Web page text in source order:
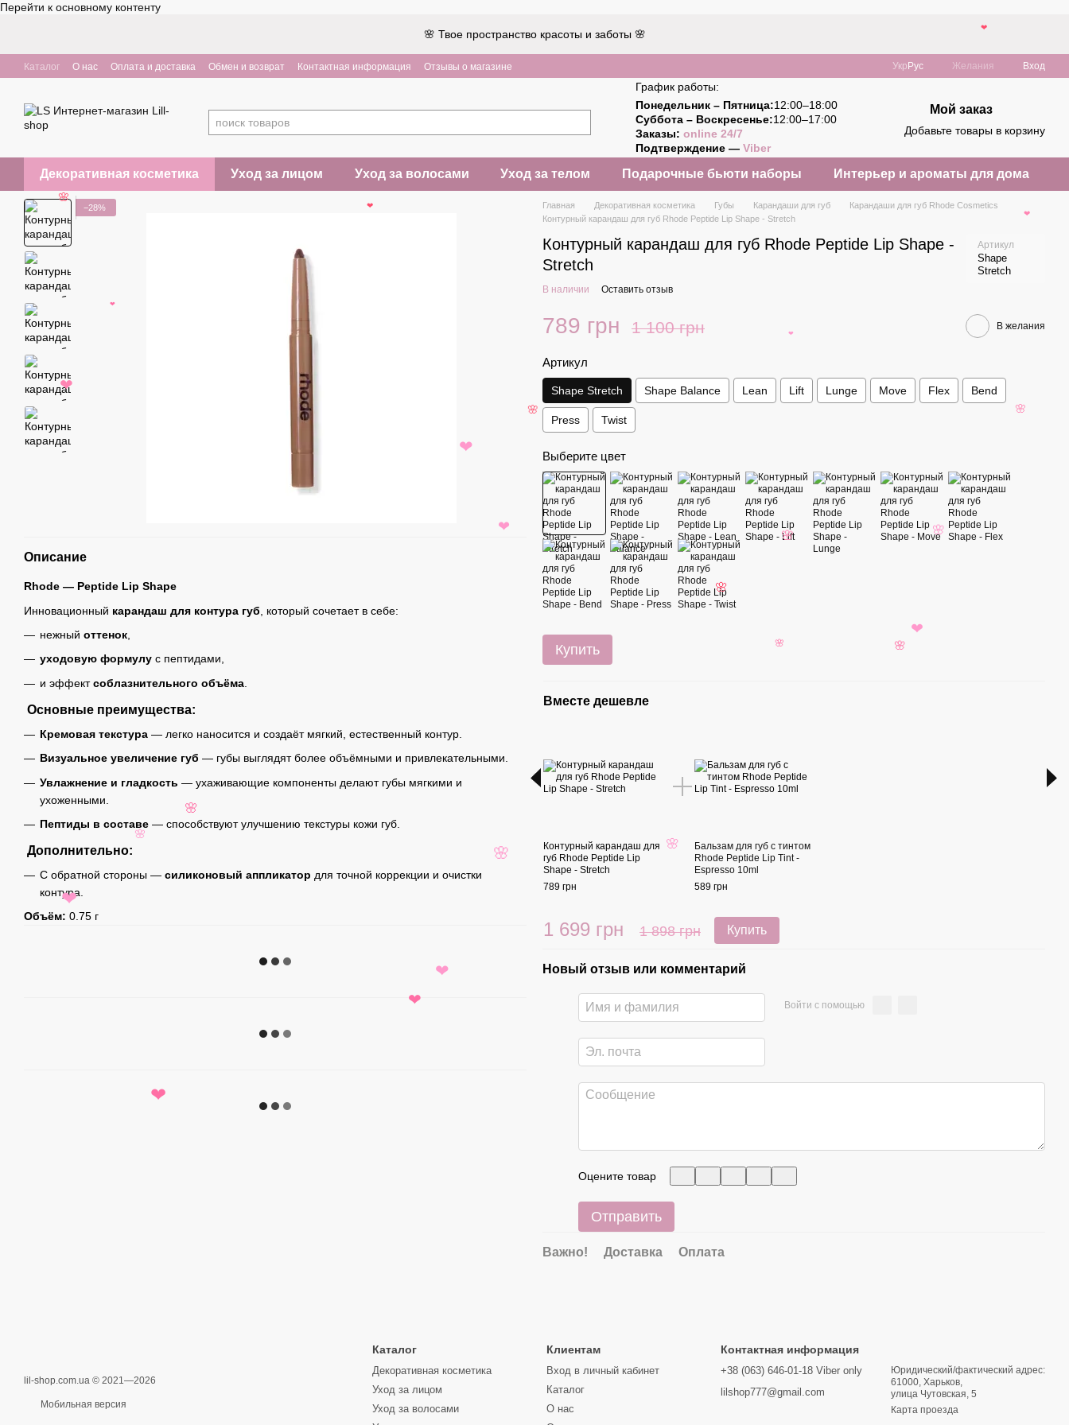
Перейти к основному контенту
🌸 Твое пространство красоты и заботы 🌸
Каталог О нас Оплата и доставка Обмен и возврат Контактная информация Отзывы о магазине Укр Рус Желания Вход
График работы:
Понедельник – Пятница:12:00–18:00
Суббота – Воскресенье:12:00–17:00
Заказы: online 24/7
Подтверждение — Viber
Мой заказ
Добавьте товары в корзину
Декоративная косметика Уход за лицом Уход за волосами Уход за телом Подарочные бьюти наборы Интерьер и ароматы для дома
−28%
Описание
Rhode — Peptide Lip Shape
Инновационный карандаш для контура губ , который сочетает в себе:
нежный оттенок
уходовую формулу с пептидами,
и эффектсоблазнительного объёма
Основные преимущества:
Кремовая текстура — легко наносится и создаёт мягкий, естественный контур.
Визуальное увеличение губ — губы выглядят более объёмными и привлекательными.
Увлажнение и гладкость — ухаживающие компоненты делают губы мягкими и
ухоженными.
Пептиды в составе — способствуют улучшению текстуры кожи губ.
Дополнительно:
С обратной стороны — силиконовый аппликатор для точной коррекции и очистки
контура.
Объём: 0.75 г
Главная Декоративная косметика Губы Карандаши для губ
Карандаши для губ Rhode Cosmetics
Контурный карандаш для губ Rhode Peptide Lip Shape - Stretch
Контурный карандаш для губ Rhode Peptide Lip Shape -
Stretch
Артикул
Shape
Stretch
В наличии Оставить отзыв
789 грн 1 100 грн В желания
Артикул
Shape Stretch Shape Balance Lean Lift Lunge Move Flex Bend
Press Twist
Выберите цвет
Купить
Вместе дешевле
Контурный карандаш для
губ Rhode Peptide Lip
Shape - Stretch
789 грн
Бальзам для губ с тинтом
Rhode Peptide Lip Tint -
Espresso 10ml
589 грн
1 699 грн 1 898 грн Купить
Новый отзыв или комментарий
Войти с помощью
Оцените товар
Отправить
Важно! Доставка Оплата
lil-shop.com.ua © 2021—2026
Мобильная версия
Каталог
Декоративная косметика
Уход за лицом
Уход за волосами
Клиентам
Вход в личный кабинет
Каталог
О нас
Контактная информация
+38 (063) 646-01-18 Viber only
lilshop777@gmail.com
Юридический/фактический адрес:
61000, Харьков,
улица Чутовская, 5
Карта проезда
🌸
🌸
❤
❤
🌸